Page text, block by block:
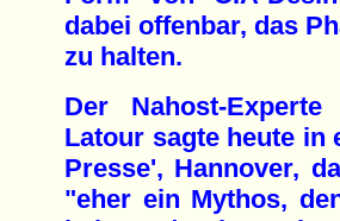
dabei offenbar, das
zu halten.
Der Nahost-
Latour sagte heute in
Presse', Hannover,
"eher ein Mythos,